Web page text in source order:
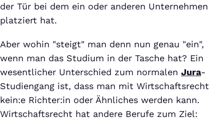
der Tür bei dem ein oder anderen Unternehmen
platziert hat.
Aber wohin "steigt" man denn nun genau "ein",
wenn man das Studium in der Tasche hat? Ein
wesentlicher Unterschied zum normalen Jura-
Studiengang ist, dass man mit Wirtschaftsrecht
kein:e Richter:in oder Ähnliches werden kann.
Wirtschaftsrecht hat andere Berufe zum Ziel: